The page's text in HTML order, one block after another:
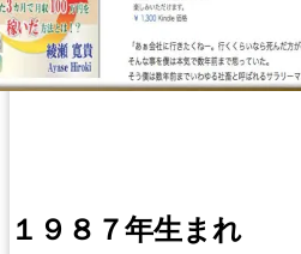
１９８７年生まれ